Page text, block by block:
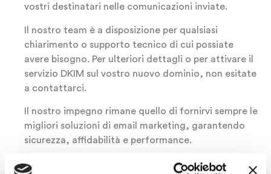
vostri destinatari nelle comunicazioni inviate.
Il nostro team è a disposizione per qualsiasi
chiarimento o supporto tecnico di cui possiate
avere bisogno. Per ulteriori dettagli o per attivare il
servizio DKIM sul vostro nuovo dominio, non esitate
a contattarci.
Il nostro impegno rimane quello di fornirvi sempre le
migliori soluzioni di email marketing, garantendo
sicurezza, affidabilità e performance.
Leggi questo articolo per maggiori informazioni sul